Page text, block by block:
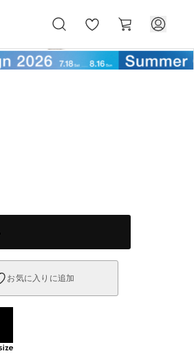
気
に
ー
ト
お気に入りに追加